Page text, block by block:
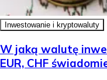
Inwestowanie i kryptowaluty
W jaką walutę
EUR, CHF